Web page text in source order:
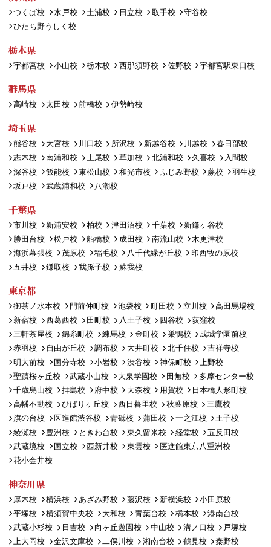
つくば校 水戸校 土浦校 日立校 取手校
守谷校
ひたち野うしく校
栃木県
宇都宮校 小山校 栃木校 西那須野校 佐野校 宇都宮駅東口校
群馬県
高崎校 太田校 前橋校 伊勢崎校
埼玉県
熊谷校 大宮校 川口校 所沢校 新越谷校 川越校
春日部校
志木校
南浦和校 上尾校 草加校 北浦和校 久喜校
入間校
深谷校
飯能校 東松山校 和光市校 ふじみ野校 蕨校
羽生校
坂戸校
武蔵浦和校 八潮校
千葉県
市川校 新浦安校 柏校 津田沼校 千葉校
新鎌ヶ谷校
勝田台校
松戸校 船橋校 成田校 南流山校
木更津校
海浜幕張校
茂原校 稲毛校 八千代緑が丘校
印西牧の原校
五井校
鎌取校 我孫子校 蘇我校
東京都
御茶ノ水本校 門前仲町校 池袋校 町田校 立川校
高田馬場校
新宿校
西葛西校 田町校 八王子校 四谷校
荻窪校
三軒茶屋校
錦糸町校 練馬校 金町校 巣鴨校
成城学園前校
赤羽校
自由が丘校 調布校 大井町校 北千住校
吉祥寺校
明大前校
国分寺校 小岩校 渋谷校 神保町校
上野校
聖蹟桜ヶ丘校
武蔵小山校 大泉学園校 田無校
多摩センター校
千歳烏山校
拝島校 府中校 大森校 用賀校
日本橋人形町校
高幡不動校
ひばりヶ丘校 西日暮里校 秋葉原校
三鷹校
旗の台校
医進館渋谷校 青砥校 蒲田校 一之江校
王子校
綾瀬校
豊洲校 ときわ台校 東久留米校 経堂校
五反田校
武蔵境校
国立校 西新井校 東雲校
医進館東京八重洲校
花小金井校
神奈川県
厚木校 横浜校 あざみ野校 藤沢校 新横浜校
小田原校
平塚校
横須賀中央校 大和校 青葉台校 橋本校
港南台校
武蔵小杉校
日吉校 向ヶ丘遊園校 中山校 溝ノ口校
戸塚校
上大岡校
金沢文庫校 二俣川校 湘南台校 鶴見校
秦野校